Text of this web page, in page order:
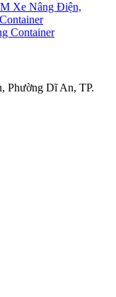
Xe Nâng Điện,
Container
Phường Dĩ An, TP.